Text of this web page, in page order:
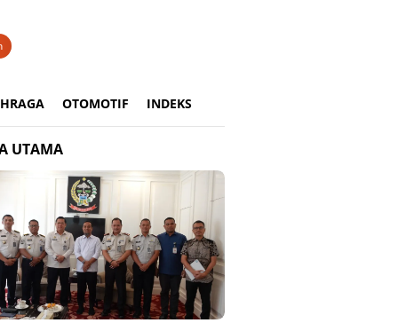
OTOMOTIF INDEKS
UTAMA